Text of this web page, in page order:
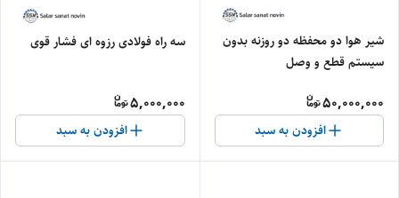
شیر هوا دو محفظه دو روزنه بدون
سیستم قطع و وصل
50,000,000
افزودن به سبد
سه راه فولادی رزوه ای فشار قوی
5,000,000
افزودن به سبد